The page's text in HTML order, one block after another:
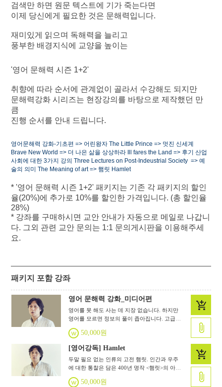
검색만 하면 원문 텍스트에 기가 죽는다면
이제 당신에게 필요한 것은 문해력입니다.
재미있게 읽으며 독해력을 늘리고
풍부한 배경지식에 교양을 높이는
'영어 문해력 시즌 1+2'
취향에 따라 순서에 관계없이 골라서 수강해도 되지만
문해력강화 시리즈는 현장강의를 바탕으로 제작했던 만
큼
진행 순서를 안내 드립니다.
영어문해력 강화-기초편 => 어린왕자The Little Prince => 멋진 신세계
Brave New World => 더 나은 삶을 상상하라 Ill fares the Land=> 후기 산업
사회에 대한 3가지 강의Three Lectures on Post-Indeustrial Society =>예
술의 의미 The Meaning of art =>햄릿 Hamlet
* '영어 문해력 시즌 1+2' 패키지는 기존 각 패키지의 할인
율(20%)에 추가로 10%를 할인한 가격입니다. (총 할인율
28%)
* 강좌를 구매하시면 교안 안내가 자동으로 메일로 나갑니
다. 그외 관련 교안 문의는 1:1 문의게시판을 이용해주세
요.
패키지 포함 강좌
영어 문해력 강화_미디어편
영어를 못 해도 사는 데 지장 없습니다. 하지만
영어를 모르면 정보의 풀이 좁아집니다. 고급
정보를 얻기 위한 필수 팁! 이제는 미디어 문해
력입니다.
50,000원
[영어강독] Hamlet
두말 필요 없는 인류의 고전 햄릿. 인간과 우주
에 대한 통찰은 담은 400년 명작 <햄릿>의 아름
다움을 이해하기 쉬운 현대어 대본으로 만납니
다. 수강 후엔 문화콘텐츠를 보는 시야가 달라
50,000원